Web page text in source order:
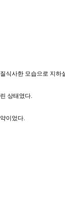
식사한 모습으로 지하
상태였다.
이었다.